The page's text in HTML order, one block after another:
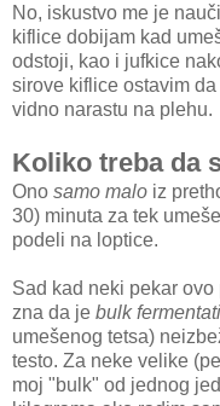
No, iskustvo me je
kiflice dobijam kad
odstoji, kao i jufkice
sirove kiflice ostavim
vidno narastu na plehu.
Koliko treba da
Ono samo malo iz
30) minuta za tek
podeli na loptice.
Sad kad neki pekar
zna da je bulk
umešenog tetsa)
testo. Za neke velike
moj "bulk" od jednog